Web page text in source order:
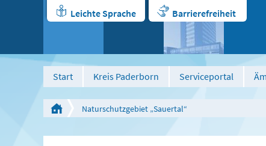
Leichte Sprache Barrierefreiheit
Start Kreis Paderborn Serviceportal
Naturschutzgebiet „Sauertal“